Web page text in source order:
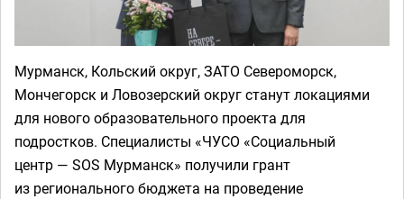
Мурманск, Кольский округ, ЗАТО Североморск,
Мончегорск и Ловозерский округ станут локациями
для нового образовательного проекта для
подростков. Специалисты «ЧУСО «Социальный
центр — SOS Мурманск» получили грант
из регионального бюджета на проведение